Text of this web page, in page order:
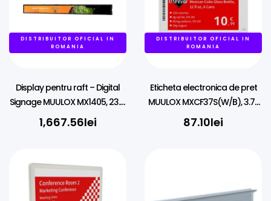
DISTRIBUITOR OFICIAL IN
ROMANIA
Display pentru raft – Digital
Signage MUULOX MX1405, 23.1″,
LCD,, Wi-Fi
1,667.56lei
DISTRIBUITOR OFICIAL IN
ROMANIA
Eticheta electronica de pret
MUULOX MXCF37S(W/B), 3.7″,
NFC, LED, 4 culori
87.10lei